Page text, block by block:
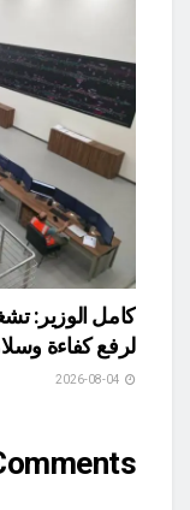
كامل الوزير:
لرفع كفاءة